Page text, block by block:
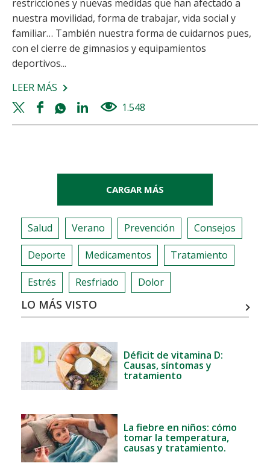
restricciones y nuevas medidas que han afectado a
nuestra movilidad, forma de trabajar, vida social y
familiar… También nuestra forma de cuidarnos pues,
con el cierre de gimnasios y equipamientos
deportivos...
LEER MÁS SOBRE
DEPORTE
EN
IMPRESCINDIBLES
Twitter
share
Facebook
share
Whatsapp
share
Linkedin
share
1.548
CARGAR MÁS
Salud Verano Prevención Consejos
Deporte Medicamentos Tratamiento
Estrés Resfriado Dolor
LO MÁS VISTO
Déficit de vitamina D:
Causas, síntomas y
tratamiento
La fiebre en niños: cómo
tomar la temperatura,
causas y tratamiento.